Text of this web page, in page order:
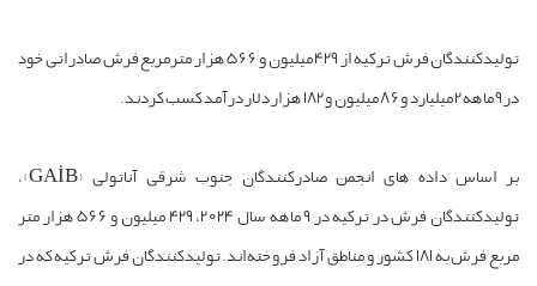
تولیدکنندگان فرش ترکیه از 429 میلیون و 566 هزار مترمربع فرش صادراتی خود
در 9 ماهه 2 میلیارد و 86 میلیون و 182 هزار دلار درآمد کسب کردند.
بر اساس داده های انجمن صادرکنندگان جنوب شرقی آناتولی (GAİB)،
تولیدکنندگان فرش در ترکیه در 9 ماهه سال 2024، 429 میلیون و 566 هزار متر
مربع فرش به 181 کشور و مناطق آزاد فروخته‌اند. تولیدکنندگان فرش ترکیه که در